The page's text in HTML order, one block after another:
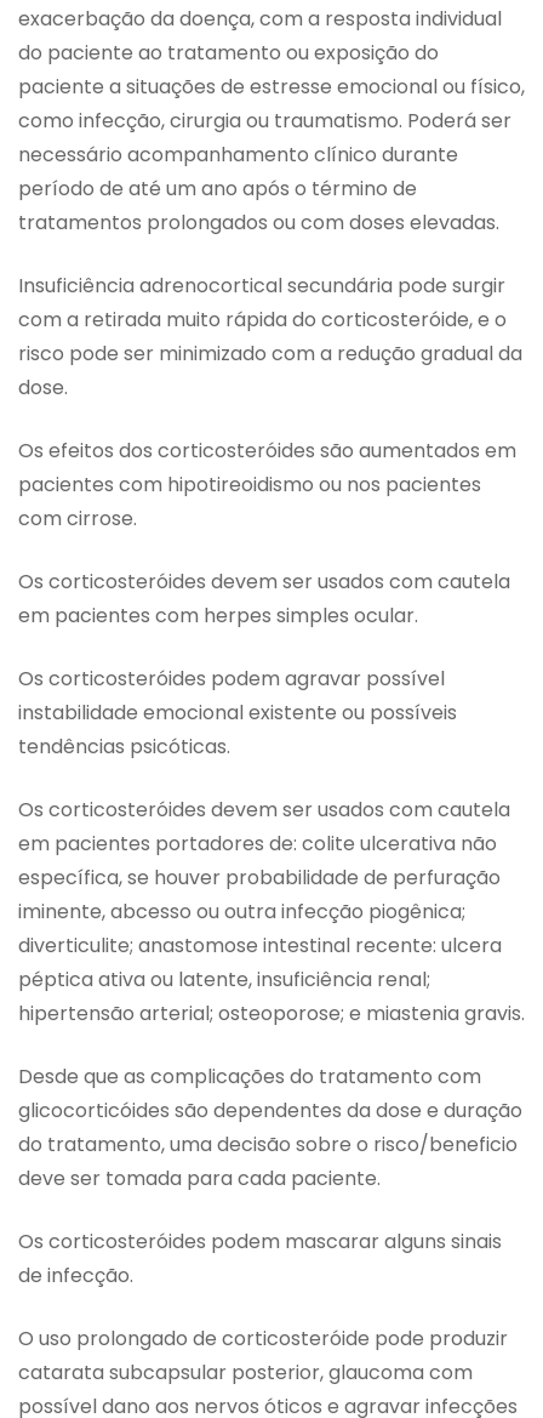
exacerbação da doença, com a resposta individual
do paciente ao tratamento ou exposição do
paciente a situações de estresse emocional ou físico,
como infecção, cirurgia ou traumatismo. Poderá ser
necessário acompanhamento clínico durante
período de até um ano após o término de
tratamentos prolongados ou com doses elevadas.
Insuficiência adrenocortical secundária pode surgir
com a retirada muito rápida do corticosteróide, e o
risco pode ser minimizado com a redução gradual da
dose.
Os efeitos dos corticosteróides são aumentados em
pacientes com hipotireoidismo ou nos pacientes
com cirrose.
Os corticosteróides devem ser usados com cautela
em pacientes com herpes simples ocular.
Os corticosteróides podem agravar possível
instabilidade emocional existente ou possíveis
tendências psicóticas.
Os corticosteróides devem ser usados com cautela
em pacientes portadores de: colite ulcerativa não
específica, se houver probabilidade de perfuração
iminente, abcesso ou outra infecção piogênica;
diverticulite; anastomose intestinal recente: ulcera
péptica ativa ou latente, insuficiência renal;
hipertensão arterial; osteoporose; e miastenia gravis.
Desde que as complicações do tratamento com
glicocorticóides são dependentes da dose e duração
do tratamento, uma decisão sobre o risco/beneficio
deve ser tomada para cada paciente.
Os corticosteróides podem mascarar alguns sinais
de infecção.
O uso prolongado de corticosteróide pode produzir
catarata subcapsular posterior, glaucoma com
possível dano aos nervos óticos e agravar infecções